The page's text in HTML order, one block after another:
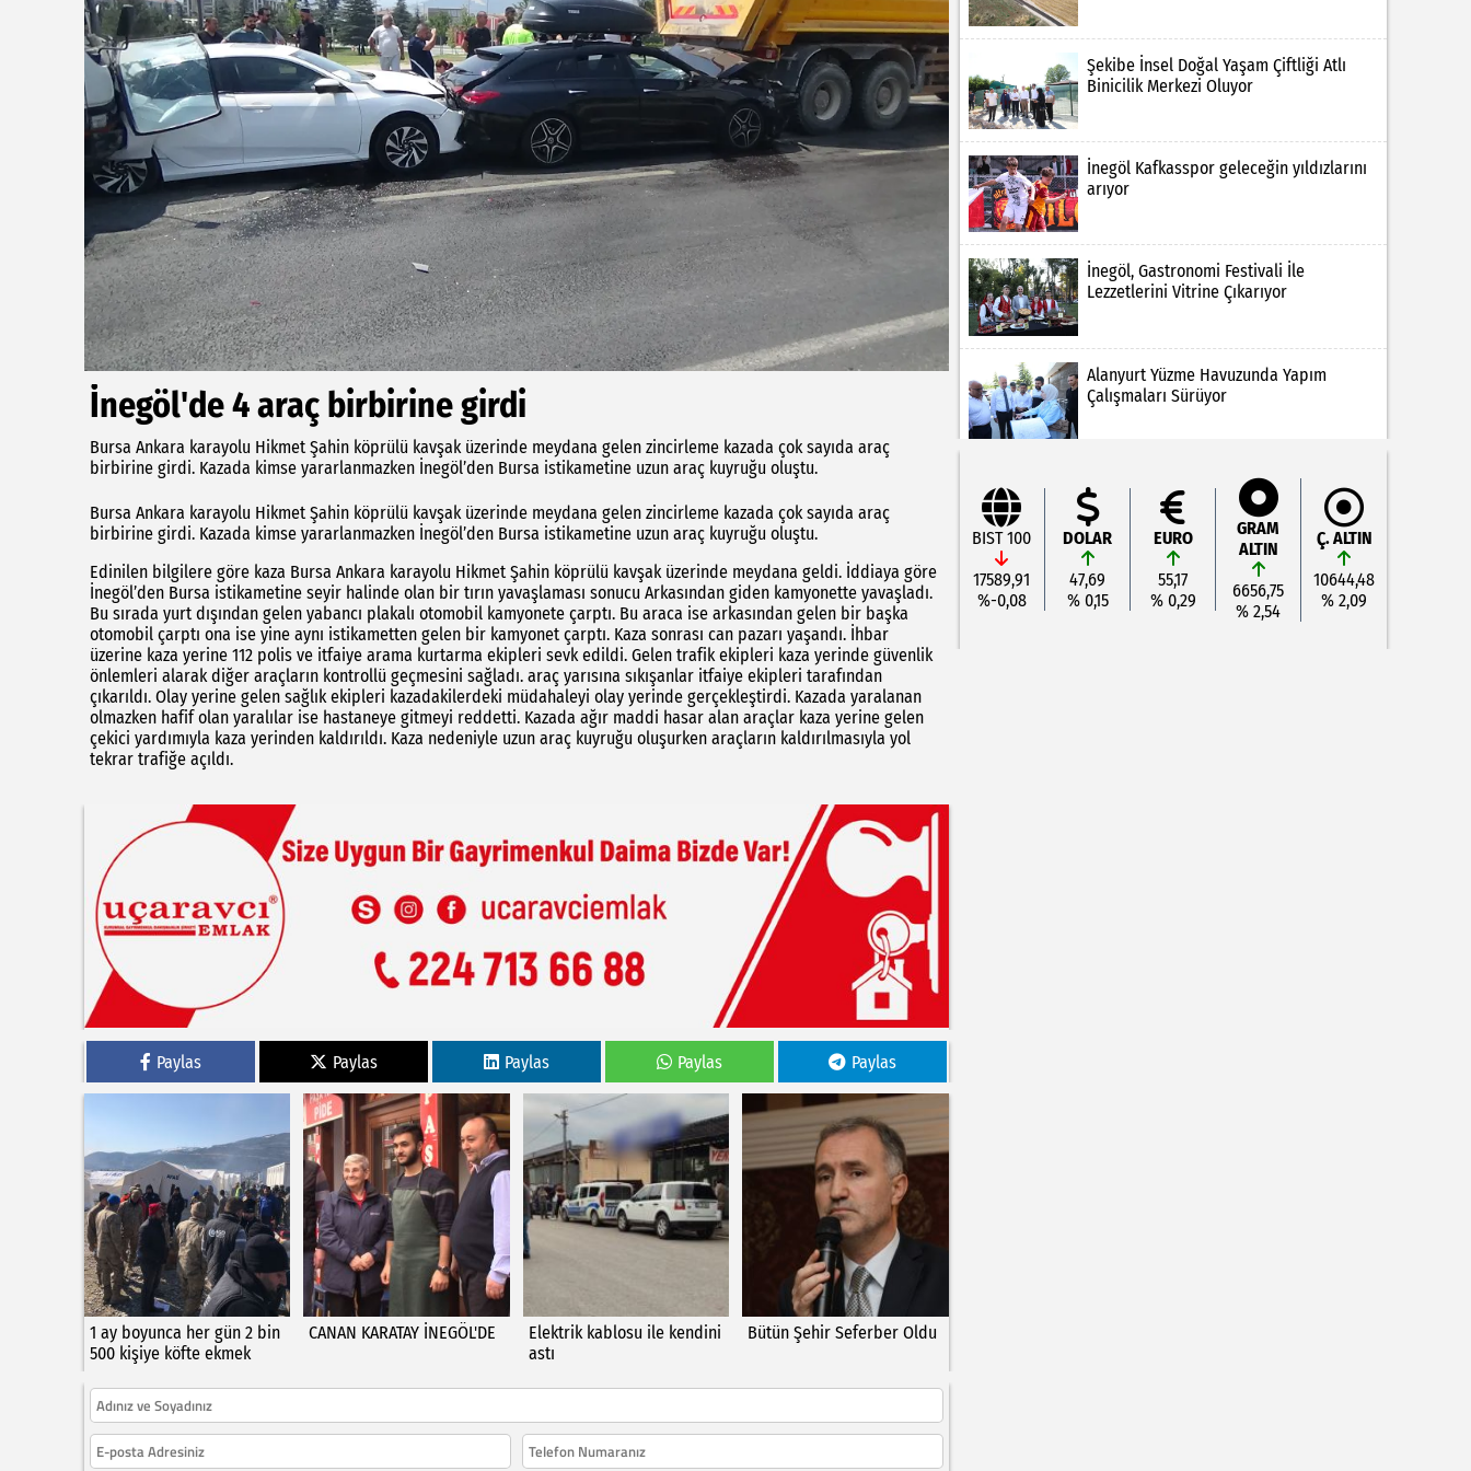
İnegöl'de 4 araç birbirine girdi
Bursa Ankara karayolu Hikmet Şahin köprülü kavşak üzerinde meydana gelen zincirleme kazada çok sayıda araç
birbirine girdi. Kazada kimse yararlanmazken İnegöl’den Bursa istikametine uzun araç kuyruğu oluştu.
Bursa Ankara karayolu Hikmet Şahin köprülü kavşak üzerinde meydana gelen zincirleme kazada çok sayıda araç
birbirine girdi. Kazada kimse yararlanmazken İnegöl’den Bursa istikametine uzun araç kuyruğu oluştu.
Edinilen bilgilere göre kaza Bursa Ankara karayolu Hikmet Şahin köprülü kavşak üzerinde meydana geldi. İddiaya göre
İnegöl’den Bursa istikametine seyir halinde olan bir tırın yavaşlaması sonucu Arkasından giden kamyonette yavaşladı.
Bu sırada yurt dışından gelen yabancı plakalı otomobil kamyonete çarptı. Bu araca ise arkasından gelen bir başka
otomobil çarptı ona ise yine aynı istikametten gelen bir kamyonet çarptı. Kaza sonrası can pazarı yaşandı. İhbar
üzerine kaza yerine 112 polis ve itfaiye arama kurtarma ekipleri sevk edildi. Gelen trafik ekipleri kaza yerinde güvenlik
önlemleri alarak diğer araçların kontrollü geçmesini sağladı. araç yarısına sıkışanlar itfaiye ekipleri tarafından
çıkarıldı. Olay yerine gelen sağlık ekipleri kazadakilerdeki müdahaleyi olay yerinde gerçekleştirdi. Kazada yaralanan
olmazken hafif olan yaralılar ise hastaneye gitmeyi reddetti. Kazada ağır maddi hasar alan araçlar kaza yerine gelen
çekici yardımıyla kaza yerinden kaldırıldı. Kaza nedeniyle uzun araç kuyruğu oluşurken araçların kaldırılmasıyla yol
tekrar trafiğe açıldı.
Paylas Paylas Paylas Paylas Paylas
1 ay boyunca her gün 2 bin
500 kişiye köfte ekmek
CANAN KARATAY İNEGÖL'DE
Elektrik kablosu ile kendini
astı
Bütün Şehir Seferber Oldu
Şekibe İnsel Doğal Yaşam Çiftliği Atlı
Binicilik Merkezi Oluyor
İnegöl Kafkasspor geleceğin yıldızlarını
arıyor
İnegöl, Gastronomi Festivali İle
Lezzetlerini Vitrine Çıkarıyor
Alanyurt Yüzme Havuzunda Yapım
Çalışmaları Sürüyor
BIST 100
17589,91
%-0,08
DOLAR
47,69
% 0,15
EURO
55,17
% 0,29
GRAM
ALTIN
6656,75
% 2,54
Ç. ALTIN
10644,48
% 2,09